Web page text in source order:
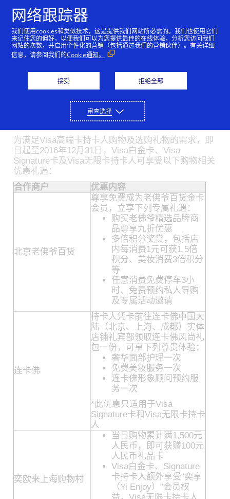
浪漫七夕Visa和你一起挑
选礼物送给挚爱
Visa提供包括订花、珠宝、个人化香水订制和其他购
物优惠，为情人准备礼物之余、又可传递情意给他
（她），让这个特别的日子变得更有意义。
为满足Visa高端卡持卡人购物及选购礼物的需求，即
日起至2016年12月31日，Visa白金卡、Visa
Signature卡及Visa无限卡持卡人可享受以下购物相关
优惠礼遇：
合作商户
优惠内容
北京老佛爷百货
尊享免费成为老佛爷百货金卡
会员，立享下列专属礼遇：
购买老佛爷精选品牌商
品尊享九折优惠
多倍积分奖赏，包括店
内每消费1元可获1.5倍
积分、美妆消费3倍积分
等
任意消费免费停车3小
时、免费预约私人导购
及专属活动邀请
连卡佛
持卡人凭卡前往连卡佛中国大
陆（北京、上海、成都）实体
店铺礼宾部领取连卡佛风尚礼
包一份，可享下列尊贵体验：
奢华面部护理一次
免费美妆服务一次
连卡佛形象顾问预约服
务一次
*此优惠只适用于Visa
Signature卡和Visa无限卡持卡
人
奕欧来上海购物村
当日购物累计满1,500元
人民币，即可获赠100元
人民币礼品卡
Visa白金卡、Signature
卡持卡人额外享受“奕享
（Yi Enjoy）”会员权
网络跟踪器
我们使用cookies和类似技术，这是提供我们网站所必需的。我们也使用它们
来记住您的偏好，以便我们可以为您提供最佳的在线体验，分析您访问我们
网站的次数，并启用个性化的营销（包括通过我们的营销伙伴）。有关详细
信息，请参阅我们的Cookie通知。
接受 拒绝全部
审查选择